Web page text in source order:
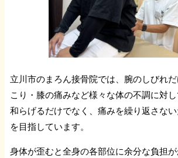
立川市のまろん接骨院では、腕のしびれ
こり・膝の痛みなど様々な体の不調に対
和らげるだけでなく、痛みを繰り返さな
を目指しています。
身体が歪むと全身の各部位に余分な負担